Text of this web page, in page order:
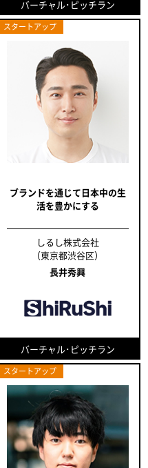
バーチャル･ピッチラン
スタートアップ
ブランドを通じて日本中の生
活を豊かにする
しるし株式会社
（東京都渋谷区）
長井秀興
バーチャル･ピッチラン
スタートアップ